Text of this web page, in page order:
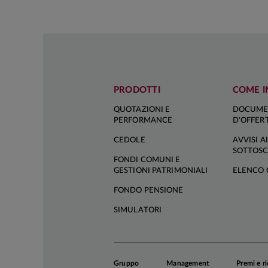
il
rifugio,
shock
A
shock
prezzo
PRODOTTI
QUOTAZIONI E
PERFORMANCE
CEDOLE
FONDI COMUNI E
GESTIONI PATRIMONIALI
FONDO PENSIONE
SIMULATORI
COME
AVVISI AI
ELENCO
Gruppo Management Premi e